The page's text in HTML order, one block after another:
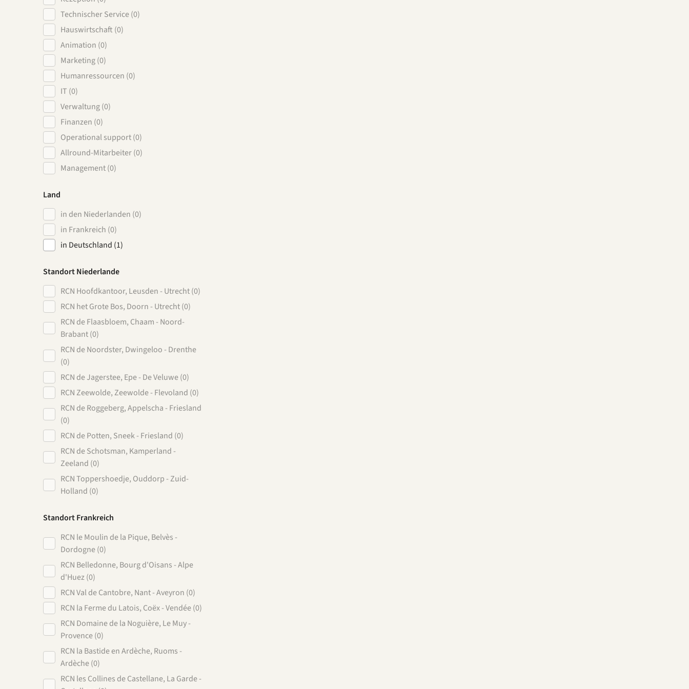
Technischer Service (0)
Hauswirtschaft (0)
Animation (0)
Marketing (0)
Humanressourcen (0)
IT (0)
Verwaltung (0)
Finanzen (0)
Operational support (0)
Allround-Mitarbeiter (0)
Management (0)
Land
in den Niederlanden (0)
in Frankreich (0)
in Deutschland (1)
Standort Niederlande
RCN Hoofdkantoor, Leusden - Utrecht (0)
RCN het Grote Bos, Doorn - Utrecht (0)
RCN de Flaasbloem, Chaam - Noord-
Brabant (0)
RCN de Noordster, Dwingeloo - Drenthe
(0)
RCN de Jagerstee, Epe - De Veluwe (0)
RCN Zeewolde, Zeewolde - Flevoland (0)
RCN de Roggeberg, Appelscha - Friesland
(0)
RCN de Potten, Sneek - Friesland (0)
RCN de Schotsman, Kamperland -
Zeeland (0)
RCN Toppershoedje, Ouddorp - Zuid-
Holland (0)
Standort Frankreich
RCN le Moulin de la Pique, Belvès -
Dordogne (0)
RCN Belledonne, Bourg d'Oisans - Alpe
d'Huez (0)
RCN Val de Cantobre, Nant - Aveyron (0)
RCN la Ferme du Latois, Coëx - Vendée (0)
RCN Domaine de la Noguière, Le Muy -
Provence (0)
RCN la Bastide en Ardèche, Ruoms -
Ardèche (0)
RCN les Collines de Castellane, La Garde -